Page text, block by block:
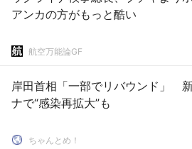
アンカの方がもっと酷い
航空万能論GF
岸田首相「一部でリバウンド」
ナで“感染再拡大”も
ちゃんとめ！